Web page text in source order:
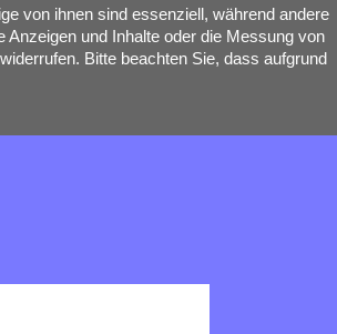
von ihnen sind essenziell, während andere
und Inhalte oder die Messung von
Bitte beachten Sie, dass aufgrund